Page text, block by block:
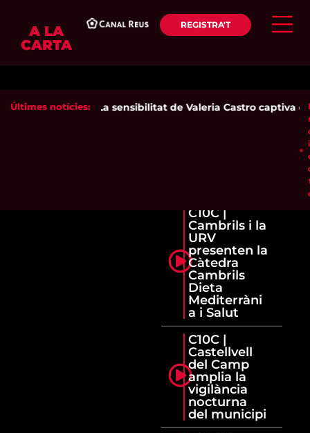
A LA
CARTA
REGISTRA'T
Últimes notícies:La sensibilitat de Valeria Castro captiva el
C10C |
Cambrils i la
URV
presenten la
Càtedra
Cambrils
Dieta
Mediterràni
a i Salut
C10C |
Castellvell
del Camp
amplia la
vigilància
nocturna
del municipi